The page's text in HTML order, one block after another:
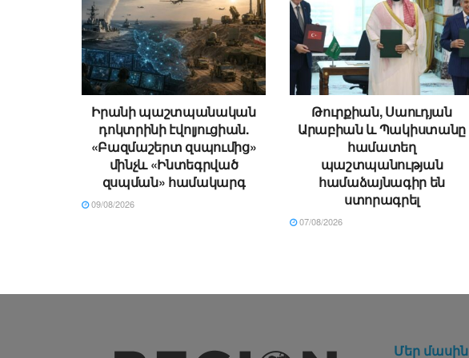
Իրանի պաշտպանական
դոկտրինի էվոլյուցիան.
«Բազմաշերտ զսպումից»
մինչև «Ինտեգրված
զսպման» համակարգ
09/08/2026
Թուրքիան, Սաուդյան
Արաբիան և Պակիստանը
համատեղ
պաշտպանության
համաձայնագիր են
ստորագրել
07/08/2026
Մեր մասին